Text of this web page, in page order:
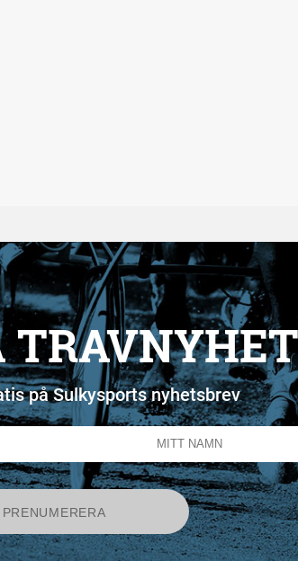
på Sulkysports nyhetsbrev